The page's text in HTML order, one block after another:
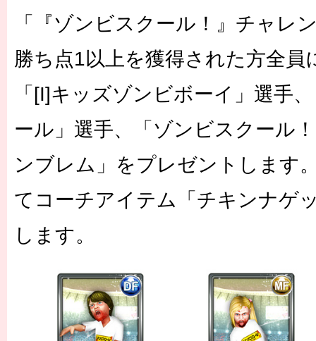
「『ゾンビスクール！』チャレ
勝ち点1以上を獲得された方全員
「[I]キッズゾンビボーイ」選手
ール」選手、「ゾンビスクール
ンブレム」をプレゼントします
てコーチアイテム「チキンナゲ
します。